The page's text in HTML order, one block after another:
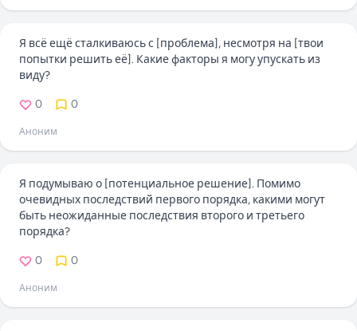
Я всё ещё сталкиваюсь с [проблема], несмотря на [твои
попытки решить её]. Какие факторы я могу упускать из
виду?
0 0
Аноним
Я подумываю о [потенциальное решение]. Помимо
очевидных последствий первого порядка, какими могут
быть неожиданные последствия второго и третьего
порядка?
0 0
Аноним